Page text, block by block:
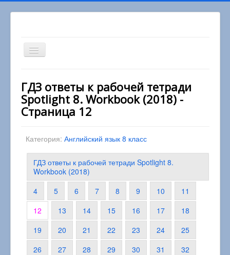
Включить/
выключить
Вы здесь:
8 класс
Английский язык 8 класс
ГДЗ ответы к рабочей тетради Spotlight 8.
Workbook (2018)
ГДЗ ответы к рабочей тетради
Spotlight 8. Workbook (2018) -
Страница 12
Категория: Английский язык 8 класс
ГДЗ ответы к рабочей тетради Spotlight 8.
Workbook (2018)
4
5 6 7 8 9 10
11
12
13 14 15 16 17
18
19
20 21 22 23 24
25
26
27 28 29 30 31
32